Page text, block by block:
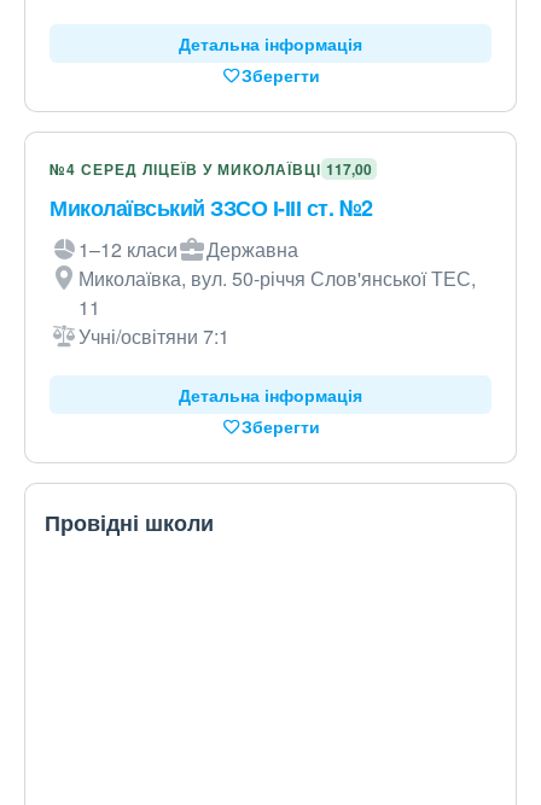
Детальна інформація
Зберегти
№4 СЕРЕД ЛІЦЕЇВ У МИКОЛАЇВЦІ 117,00
Миколаївський ЗЗСО І-ІІІ ст. №2
1–12 класи
Державна
Миколаївка, вул. 50-річчя Слов'янської ТЕС,
11
Учні/освітяни 7:1
Детальна інформація
Зберегти
Провідні школи